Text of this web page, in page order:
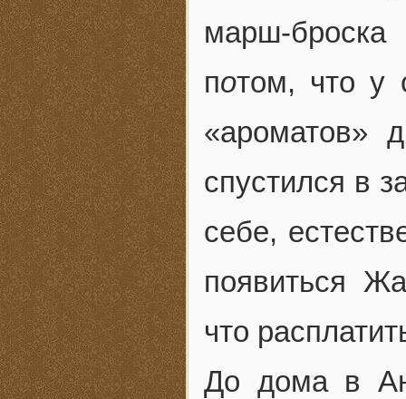
марш-
потом, что у
«ароматов»
спустился в
себе,
появиться
что
До дома в